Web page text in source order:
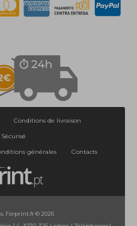
Conditions de livraison
générales Contacts
Forprint.fr © 2026